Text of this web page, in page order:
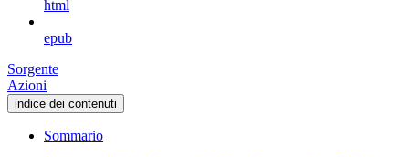
html
epub
Sorgente
Azioni
indice dei contenuti
Sommario